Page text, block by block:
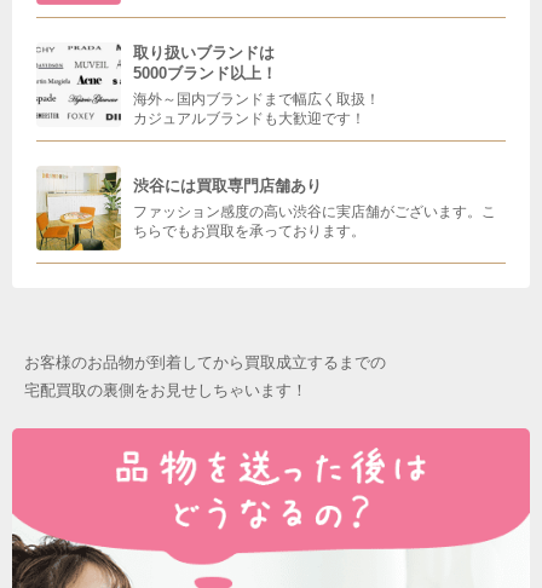
取り扱いブランドは
5000ブランド以上！
海外～国内ブランドまで幅広く取扱！
カジュアルブランドも大歓迎です！
渋谷には買取専門店舗あり
ファッション感度の高い渋谷に実店舗がございます。こ
ちらでもお買取を承っております。
お客様のお品物が到着してから買取成立するまでの
宅配買取の裏側をお見せしちゃいます！